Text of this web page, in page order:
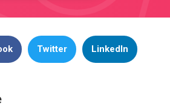
Twitter LinkedIn